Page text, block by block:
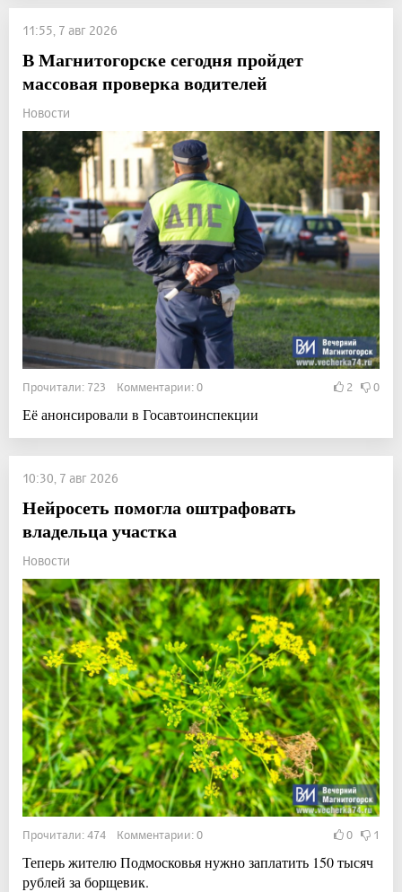
11:55, 7 авг 2026
В Магнитогорске сегодня пройдет
массовая проверка водителей
Новости
Прочитали: 723 Комментарии: 0 2 0
Её анонсировали в Госавтоинспекции
10:30, 7 авг 2026
Нейросеть помогла оштрафовать
владельца участка
Новости
Прочитали: 474 Комментарии: 0 0 1
Теперь жителю Подмосковья нужно заплатить 150 тысяч
рублей за борщевик.